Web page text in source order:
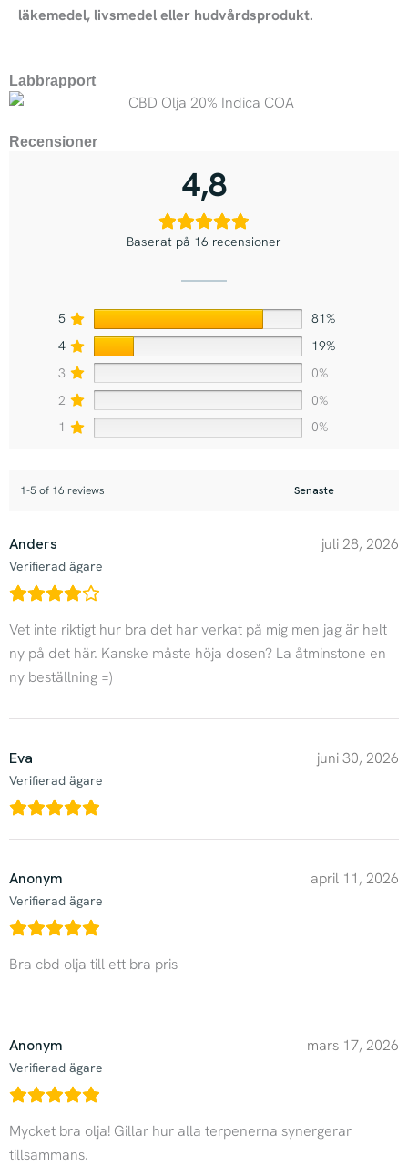
läkemedel, livsmedel eller hudvårdsprodukt.
Labbrapport
Recensioner
4,8
Baserat på 16 recensioner
5
81%
4
19%
3
0%
2
0%
1
0%
1-5 of 16 reviews
Anders
Verifierad ägare
juli 28, 2026
Vet inte riktigt hur bra det har verkat på mig men jag är helt
ny på det här. Kanske måste höja dosen? La åtminstone en
ny beställning =)
Eva
Verifierad ägare
juni 30, 2026
Anonym
Verifierad ägare
april 11, 2026
Bra cbd olja till ett bra pris
Anonym
Verifierad ägare
mars 17, 2026
Mycket bra olja! Gillar hur alla terpenerna synergerar
tillsammans.